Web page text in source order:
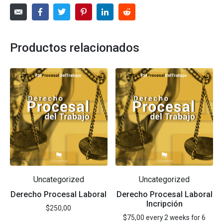
Productos relacionados
Uncategorized
Derecho Procesal Laboral
$250,00
Uncategorized
Derecho Procesal Laboral
Incripción
$75,00 every 2 weeks for 6